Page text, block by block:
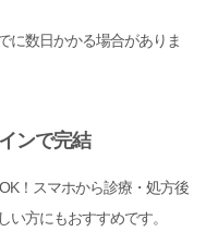
に数日かかる場合がありま
ンで完結
！スマホから診療・処方後
方にもおすすめです。